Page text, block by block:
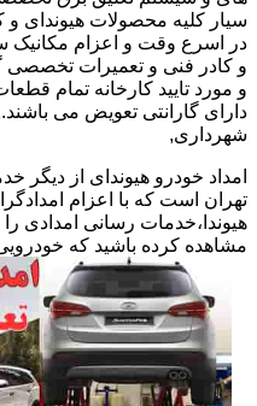
سیار کلیه محصولات هیوندای
در اسرع وقت و اعزام
و کادر فنی و تعمیرات
و مورد تایید کارخانه تمام
دارای گارانتی تعویض می
شهرداری,
امداد خودرو هیوندای از
تهران است که با اعزام
هیوندا،خدمات رسانی امدادی
مشاهده کرده باشید که